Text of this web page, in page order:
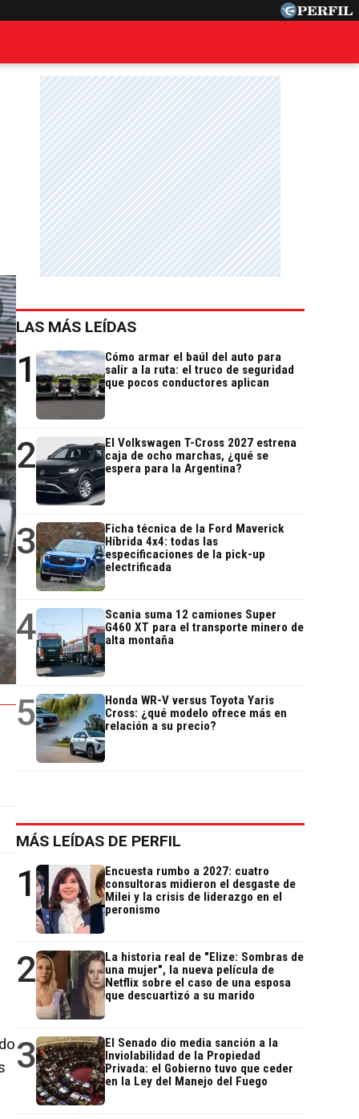
LAS MÁS LEÍDAS
1
Cómo armar el baúl del auto para
salir a la ruta: el truco de seguridad
que pocos conductores aplican
2
El Volkswagen T-Cross 2027 estrena
caja de ocho marchas, ¿qué se
espera para la Argentina?
3
Ficha técnica de la Ford Maverick
Híbrida 4x4: todas las
especificaciones de la pick-up
electrificada
4
Scania suma 12 camiones Super
G460 XT para el transporte minero de
alta montaña
5
Honda WR-V versus Toyota Yaris
Cross: ¿qué modelo ofrece más en
relación a su precio?
MÁS LEÍDAS DE PERFIL
1
Encuesta rumbo a 2027: cuatro
consultoras midieron el desgaste de
Milei y la crisis de liderazgo en el
peronismo
2
La historia real de "Elize: Sombras de
una mujer", la nueva película de
Netflix sobre el caso de una esposa
que descuartizó a su marido
3
El Senado dio media sanción a la
Inviolabilidad de la Propiedad
Privada: el Gobierno tuvo que ceder
en la Ley del Manejo del Fuego